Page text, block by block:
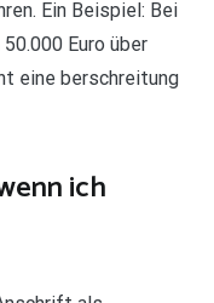
Ein Beispiel: Bei
Euro über
eine berschreitung
ich